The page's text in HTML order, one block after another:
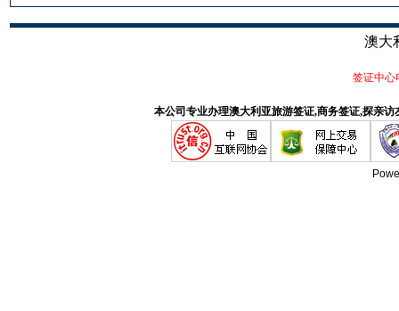
澳大
签证中心
本公司专业办理澳大利亚旅游签证,商务签证,探亲